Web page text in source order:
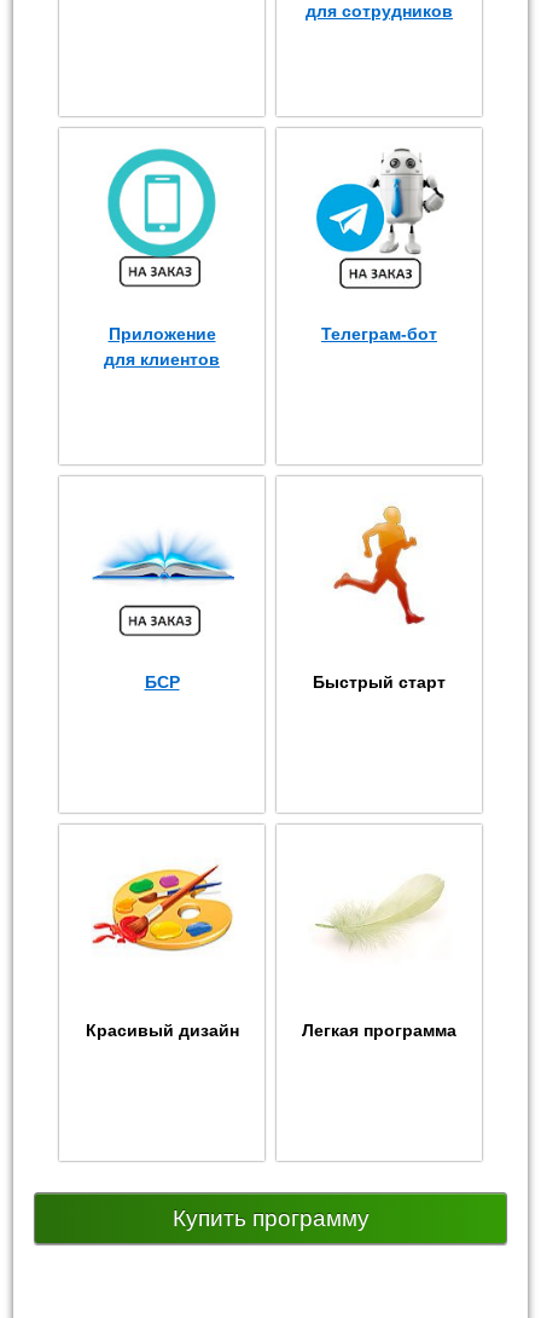
для сотрудников
Приложение
для клиентов
Телеграм-бот
БСР Быстрый старт
Красивый дизайн Легкая программа
Купить программу